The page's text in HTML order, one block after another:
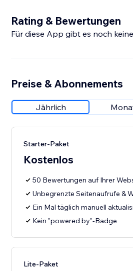
Rating & Bewertungen
Für diese App gibt es noch
Preise & Abonnements
Jährlich
Starter-Paket
Kostenlos
50 Bewertungen auf Ihrer
Unbegrenzte Seitenaufrufe &
Ein Mal täglich manuell
Kein "powered by"-Badge
Lite-Paket